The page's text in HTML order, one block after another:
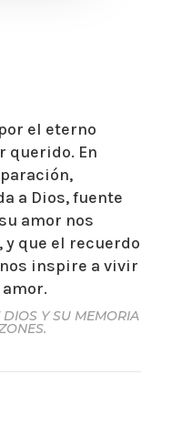
el eterno
querido. En
a Dios, fuente
amor nos
y que el recuerdo
inspire a vivir
Y SU MEMORIA